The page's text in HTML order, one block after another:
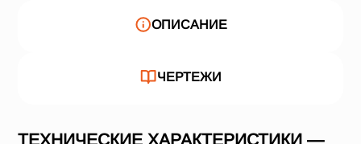
ОПИСАНИЕ
ЧЕРТЕЖИ
ТЕХНИЧЕСКИЕ ХАРАКТЕРИСТИКИ —